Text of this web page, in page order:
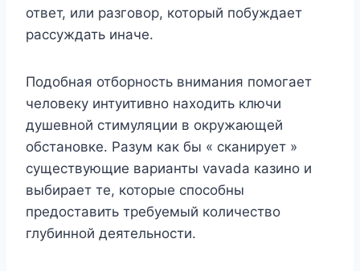
ответ, или разговор, который побуждает
рассуждать иначе.
Подобная отборность внимания помогает
человеку интуитивно находить ключи
душевной стимуляции в окружающей
обстановке. Разум как бы « сканирует »
существующие варианты vavada казино и
выбирает те, которые способны
предоставить требуемый количество
глубинной деятельности.